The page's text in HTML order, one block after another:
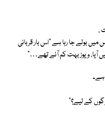
،
بولے جا رہا ہے "اس بار قربانی
آیا، ویوز بہت کم آئے تھے…”
ہے۔
کے لیے؟”